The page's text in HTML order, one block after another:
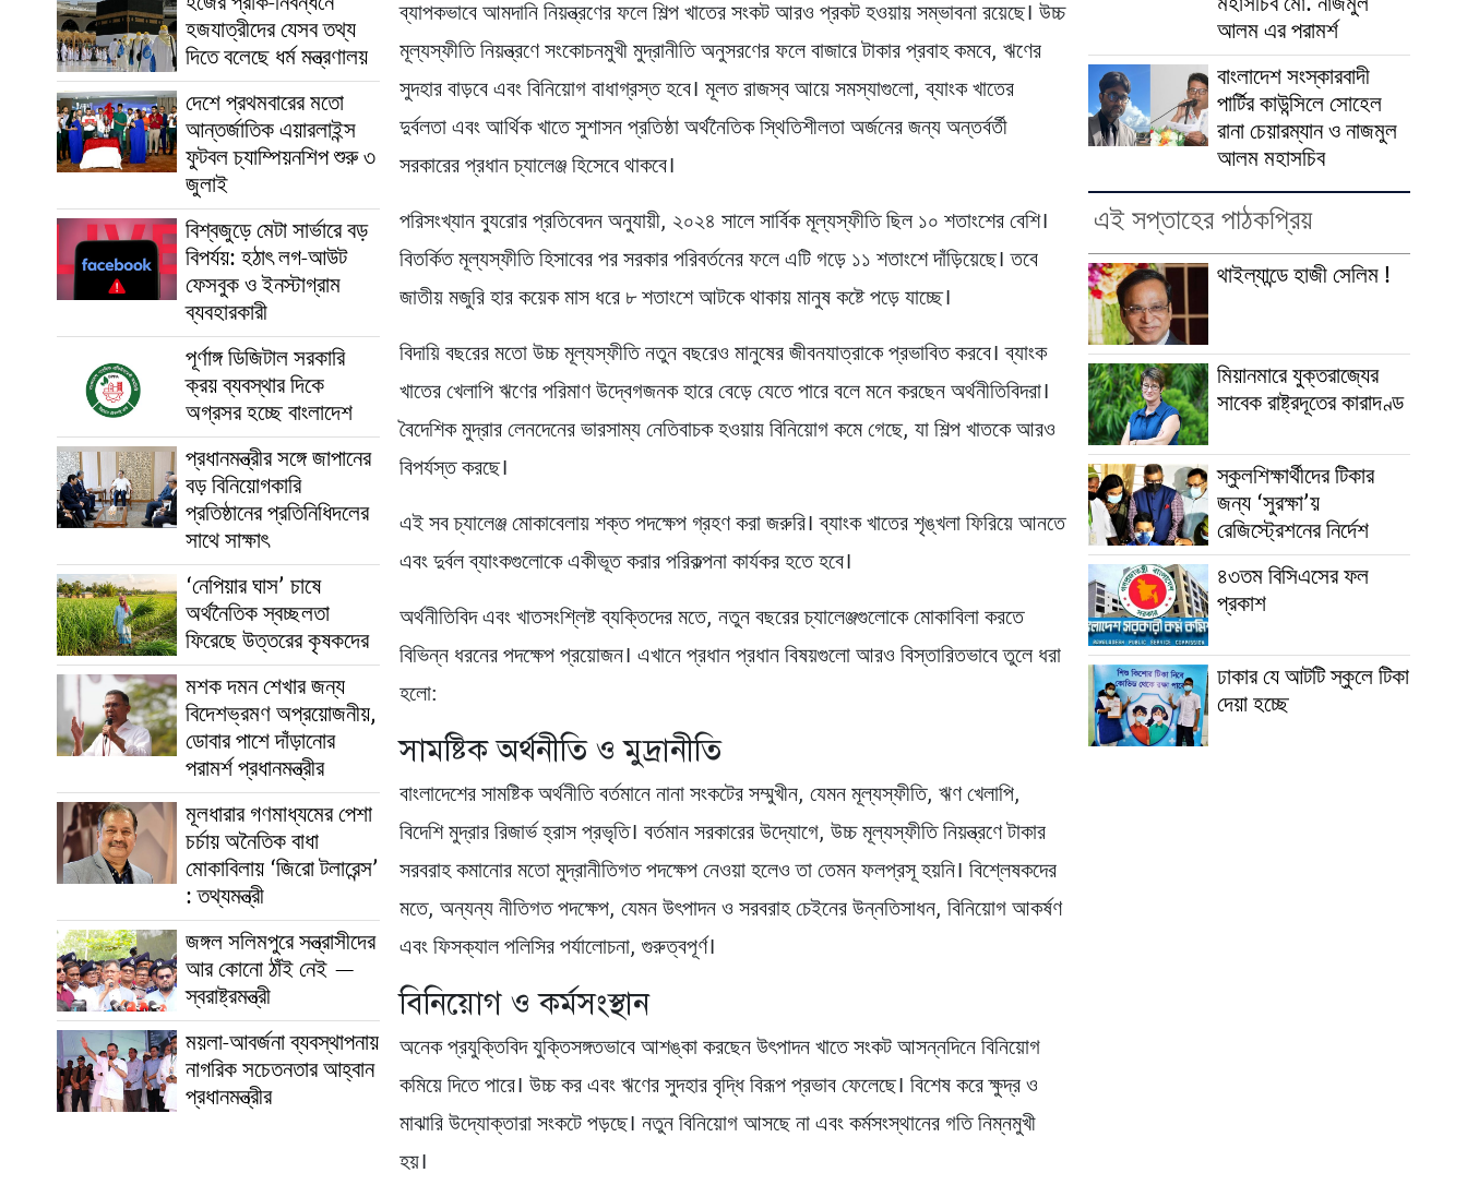
হজযাত্রীদের যেসব তথ্য
দিতে বলেছে ধর্ম মন্ত্রণালয়
দেশে প্রথমবারের মতো
আন্তর্জাতিক এয়ারলাইন্স
ফুটবল চ্যাম্পিয়নশিপ শুরু ৩
জুলাই
বিশ্বজুড়ে মেটা সার্ভারে বড়
বিপর্যয়: হঠাৎ লগ-আউট
ফেসবুক ও ইনস্টাগ্রাম
ব্যবহারকারী
পূর্ণাঙ্গ ডিজিটাল সরকারি
ক্রয় ব্যবস্থার দিকে
অগ্রসর হচ্ছে বাংলাদেশ
প্রধানমন্ত্রীর সঙ্গে জাপানের
বড় বিনিয়োগকারি
প্রতিষ্ঠানের প্রতিনিধিদলের
সাথে সাক্ষাৎ
‘নেপিয়ার ঘাস’ চাষে
অর্থনৈতিক স্বচ্ছলতা
ফিরেছে উত্তরের কৃষকদের
মশক দমন শেখার জন্য
বিদেশভ্রমণ অপ্রয়োজনীয়,
ডোবার পাশে দাঁড়ানোর
পরামর্শ প্রধানমন্ত্রীর
মূলধারার গণমাধ্যমের পেশা
চর্চায় অনৈতিক বাধা
মোকাবিলায় ‘জিরো টলারেন্স’
: তথ্যমন্ত্রী
জঙ্গল সলিমপুরে সন্ত্রাসীদের
আর কোনো ঠাঁই নেই —
স্বরাষ্ট্রমন্ত্রী
ময়লা-আবর্জনা ব্যবস্থাপনায়
নাগরিক সচেতনতার আহ্বান
প্রধানমন্ত্রীর
ব্যাপকভাবে আমদানি নিয়ন্ত্রণের ফলে শিল্প খাতের সংকট আরও প্রকট হওয়ায় সম্ভাবনা রয়েছে। উচ্চ
মূল্যস্ফীতি নিয়ন্ত্রণে সংকোচনমুখী মুদ্রানীতি অনুসরণের ফলে বাজারে টাকার প্রবাহ কমবে, ঋণের
সুদহার বাড়বে এবং বিনিয়োগ বাধাগ্রস্ত হবে। মূলত রাজস্ব আয়ে সমস্যাগুলো, ব্যাংক খাতের
দুর্বলতা এবং আর্থিক খাতে সুশাসন প্রতিষ্ঠা অর্থনৈতিক স্থিতিশীলতা অর্জনের জন্য অন্তর্বর্তী
সরকারের প্রধান চ্যালেঞ্জ হিসেবে থাকবে।
পরিসংখ্যান ব্যুরোর প্রতিবেদন অনুযায়ী, ২০২৪ সালে সার্বিক মূল্যস্ফীতি ছিল ১০ শতাংশের বেশি।
বিতর্কিত মূল্যস্ফীতি হিসাবের পর সরকার পরিবর্তনের ফলে এটি গড়ে ১১ শতাংশে দাঁড়িয়েছে। তবে
জাতীয় মজুরি হার কয়েক মাস ধরে ৮ শতাংশে আটকে থাকায় মানুষ কষ্টে পড়ে যাচ্ছে।
বিদায়ি বছরের মতো উচ্চ মূল্যস্ফীতি নতুন বছরেও মানুষের জীবনযাত্রাকে প্রভাবিত করবে। ব্যাংক
খাতের খেলাপি ঋণের পরিমাণ উদ্বেগজনক হারে বেড়ে যেতে পারে বলে মনে করছেন অর্থনীতিবিদরা।
বৈদেশিক মুদ্রার লেনদেনের ভারসাম্য নেতিবাচক হওয়ায় বিনিয়োগ কমে গেছে, যা শিল্প খাতকে আরও
বিপর্যস্ত করছে।
এই সব চ্যালেঞ্জ মোকাবেলায় শক্ত পদক্ষেপ গ্রহণ করা জরুরি। ব্যাংক খাতের শৃঙ্খলা ফিরিয়ে আনতে
এবং দুর্বল ব্যাংকগুলোকে একীভূত করার পরিকল্পনা কার্যকর হতে হবে।
অর্থনীতিবিদ এবং খাতসংশ্লিষ্ট ব্যক্তিদের মতে, নতুন বছরের চ্যালেঞ্জগুলোকে মোকাবিলা করতে
বিভিন্ন ধরনের পদক্ষেপ প্রয়োজন। এখানে প্রধান প্রধান বিষয়গুলো আরও বিস্তারিতভাবে তুলে ধরা
হলো:
সামষ্টিক অর্থনীতি ও মুদ্রানীতি
বাংলাদেশের সামষ্টিক অর্থনীতি বর্তমানে নানা সংকটের সম্মুখীন, যেমন মূল্যস্ফীতি, ঋণ খেলাপি,
বিদেশি মুদ্রার রিজার্ভ হ্রাস প্রভৃতি। বর্তমান সরকারের উদ্যোগে, উচ্চ মূল্যস্ফীতি নিয়ন্ত্রণে টাকার
সরবরাহ কমানোর মতো মুদ্রানীতিগত পদক্ষেপ নেওয়া হলেও তা তেমন ফলপ্রসূ হয়নি। বিশ্লেষকদের
মতে, অন্যন্য নীতিগত পদক্ষেপ, যেমন উৎপাদন ও সরবরাহ চেইনের উন্নতিসাধন, বিনিয়োগ আকর্ষণ
এবং ফিসক্যাল পলিসির পর্যালোচনা, গুরুত্বপূর্ণ।
বিনিয়োগ ও কর্মসংস্থান
অনেক প্রযুক্তিবিদ যুক্তিসঙ্গতভাবে আশঙ্কা করছেন উৎপাদন খাতে সংকট আসন্নদিনে বিনিয়োগ
কমিয়ে দিতে পারে। উচ্চ কর এবং ঋণের সুদহার বৃদ্ধি বিরূপ প্রভাব ফেলেছে। বিশেষ করে ক্ষুদ্র ও
মাঝারি উদ্যোক্তারা সংকটে পড়ছে। নতুন বিনিয়োগ আসছে না এবং কর্মসংস্থানের গতি নিম্নমুখী
হয়।
আলম এর পরামর্শ
বাংলাদেশ সংস্কারবাদী
পার্টির কাউন্সিলে সোহেল
রানা চেয়ারম্যান ও নাজমুল
আলম মহাসচিব
এই সপ্তাহের পাঠকপ্রিয়
থাইল্যান্ডে হাজী সেলিম !
মিয়ানমারে যুক্তরাজ্যের
সাবেক রাষ্ট্রদূতের কারাদণ্ড
স্কুলশিক্ষার্থীদের টিকার
জন্য ‘সুরক্ষা’য়
রেজিস্ট্রেশনের নির্দেশ
৪৩তম বিসিএসের ফল
প্রকাশ
ঢাকার যে আটটি স্কুলে টিকা
দেয়া হচ্ছে